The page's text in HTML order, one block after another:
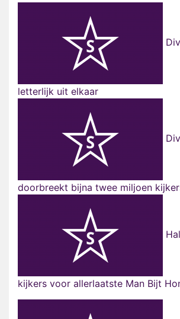
letterlijk uit elkaar
doorbreekt bijna twee miljoen
kijkers voor allerlaatste Man Bijt